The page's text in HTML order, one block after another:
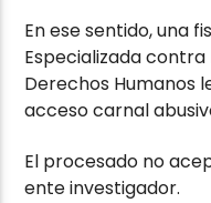
En ese sentido, una
Especializada contra
Derechos Humanos
acceso carnal
El procesado no
ente investigador.